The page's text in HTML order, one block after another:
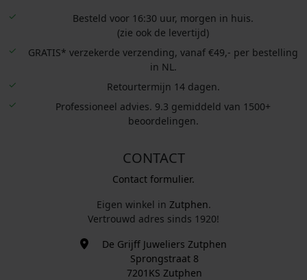
Besteld voor 16:30 uur, morgen in huis.
(zie ook de levertijd)
GRATIS* verzekerde verzending, vanaf €49,- per bestelling
in NL.
Retourtermijn 14 dagen.
Professioneel advies. 9.3 gemiddeld van 1500+
beoordelingen.
CONTACT
Contact formulier.
Eigen winkel in Zutphen.
Vertrouwd adres sinds 1920!
De Grijff Juweliers Zutphen
Sprongstraat 8
7201KS Zutphen